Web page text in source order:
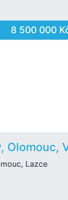
8 500 000
Olomouc,
Lazce